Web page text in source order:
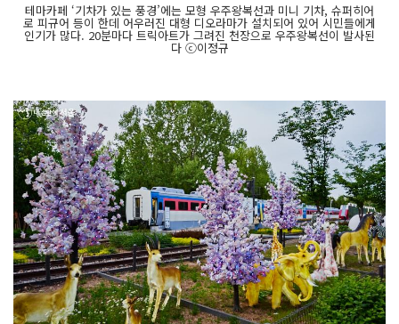
테마카페 ‘기차가 있는 풍경’에는 모형 우주왕복선과 미니 기차, 슈퍼히어
로 피규어 등이 한데 어우러진 대형 디오라마가 설치되어 있어 시민들에게
인기가 많다. 20분마다 트릭아트가 그려진 천장으로 우주왕복선이 발사된
다 ⓒ이정규